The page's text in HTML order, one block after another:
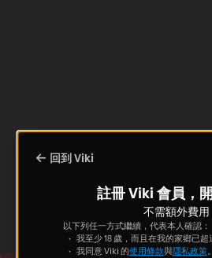
回到 Viki
註冊 Viki 會員，
不需額外費用
以下列任一方式繼續，代表本人確認：
我至少 18 歲，而且在我的家鄉已超
我同意 Viki 的使用條款與隱私政策。